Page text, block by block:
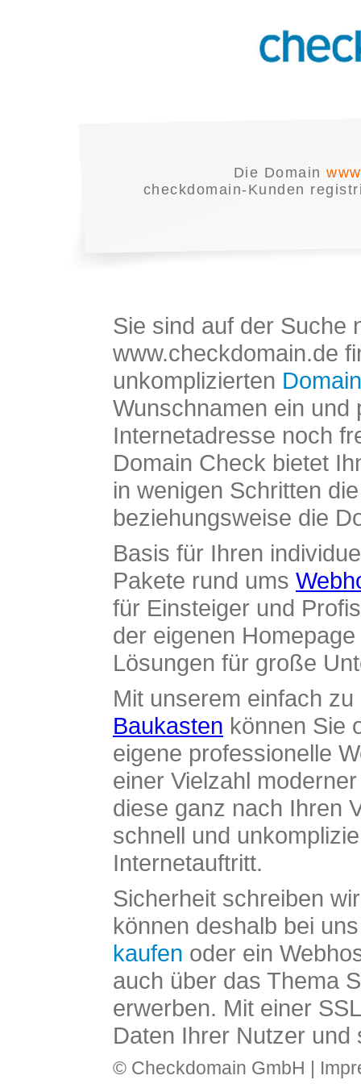
Die Domain
checkdomain-Kunden
Sie sind auf der Suche
www.checkdomain.de
unkomplizierten
Wunschnamen ein und
Internetadresse noch
Domain Check bietet
in wenigen Schritten
beziehungsweise die
Basis für Ihren
Pakete rund ums
für Einsteiger und
der eigenen
Lösungen für große
Mit unserem einfach
Baukasten können Sie
eigene professionelle
einer Vielzahl
diese ganz nach Ihren
schnell und
Internetauftritt.
Sicherheit schreiben
können deshalb bei
kaufen oder ein
auch über das Thema
erwerben. Mit einer
Daten Ihrer Nutzer und
© Checkdomain GmbH |